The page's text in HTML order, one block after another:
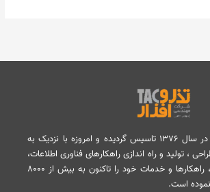
شرکت مهندسی تذروافزار در سال ۱۳۷۶ تاسیس گردیده و امروزه با نزدیک به
، تولید و راه اندازی راهکارهای فناوری اطلاعات،
افتخار دارد که محصولات، راهکارها و خدمات خود را تاکنون به بیش از ۸۰۰۰
است.